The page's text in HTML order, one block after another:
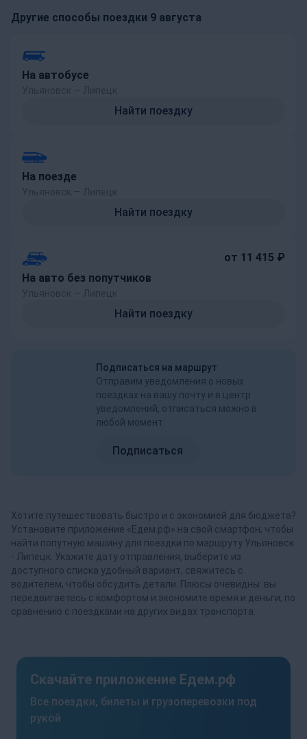
Другие способы поездки 9 августа
На автобусе
Найти поездку
На поезде
Найти поездку
На авто без попутчиков
от 11 415 ₽
Найти поездку
Подписаться на маршрут
Отправим уведомления о новых
поездках на вашу почту и в центр
уведомлений, отписаться можно в
любой момент
Подписаться
Хотите путешествовать быстро и с экономией для бюджета?
Установите приложение «Едем.рф» на свой смартфон, чтобы
найти попутную машину для поездки по маршруту Ульяновск
- Липецк. Укажите дату отправления, выберите из
доступного списка удобный вариант, свяжитесь с
водителем, чтобы обсудить детали. Плюсы очевидны: вы
передвигаетесь с комфортом и экономите время и деньги, по
сравнению с поездками на других видах транспорта.
Скачайте приложение Едем.рф
Все поездки, билеты и грузоперевозки под
рукой